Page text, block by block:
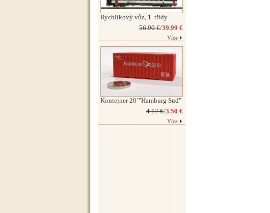
Rychlíkový vůz, 1. třídy
56.90 €/39.99 €
Více
Kontejner 20´"Hamburg Sud"
4.17 €/3.50 €
Více